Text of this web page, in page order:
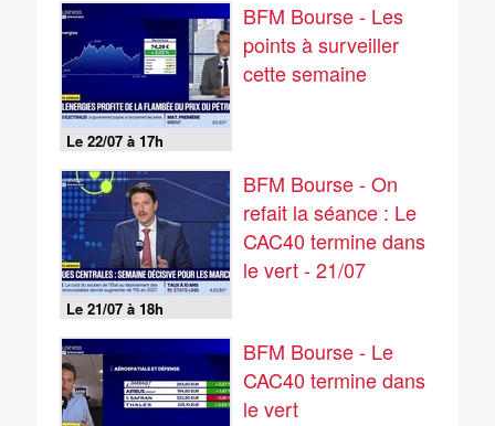
Le 22/07 à 17h
BFM Bourse - Les
points à surveiller
cette semaine
Le 21/07 à 18h
BFM Bourse - On
refait la séance : Le
CAC40 termine dans
le vert - 21/07
BFM Bourse - Le
CAC40 termine dans
le vert